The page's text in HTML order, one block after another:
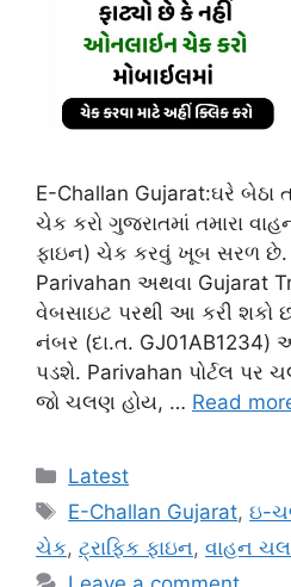
E-Challan Gujarat:ઘરે બેઠા
ચેક કરો ગુજરાતમાં તમારા
ફાઇન) ચેક કરવું ખૂબ સરળ
Parivahan અથવા Gujarat
વેબસાઇટ પરથી આ કરી શકો
નંબર (દા.ત. GJ01AB1234)
પડશે. Parivahan પોર્ટલ પર
જો ચલણ હોય, … Read
Categories
Latest
Tags
E-Challan Gujarat,ઇ-
ચેક, ટ્રાફિક ફાઇન, વાહન